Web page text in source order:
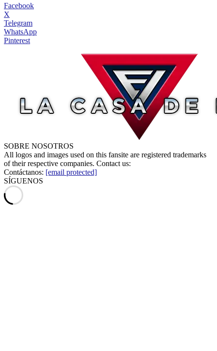
Facebook
X
Telegram
WhatsApp
Pinterest
SOBRE NOSOTROS
All logos and images used on this fansite are registered trademarks
of their respective companies. Contact us:
Contáctanos: [email protected]
SÍGUENOS